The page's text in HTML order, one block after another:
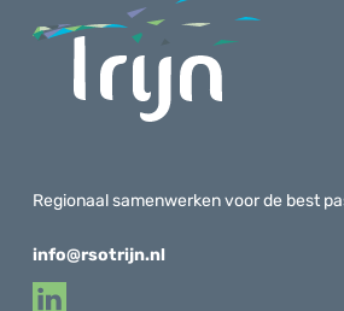
Regionaal samenwerken voor de best
info@rsotrijn.nl